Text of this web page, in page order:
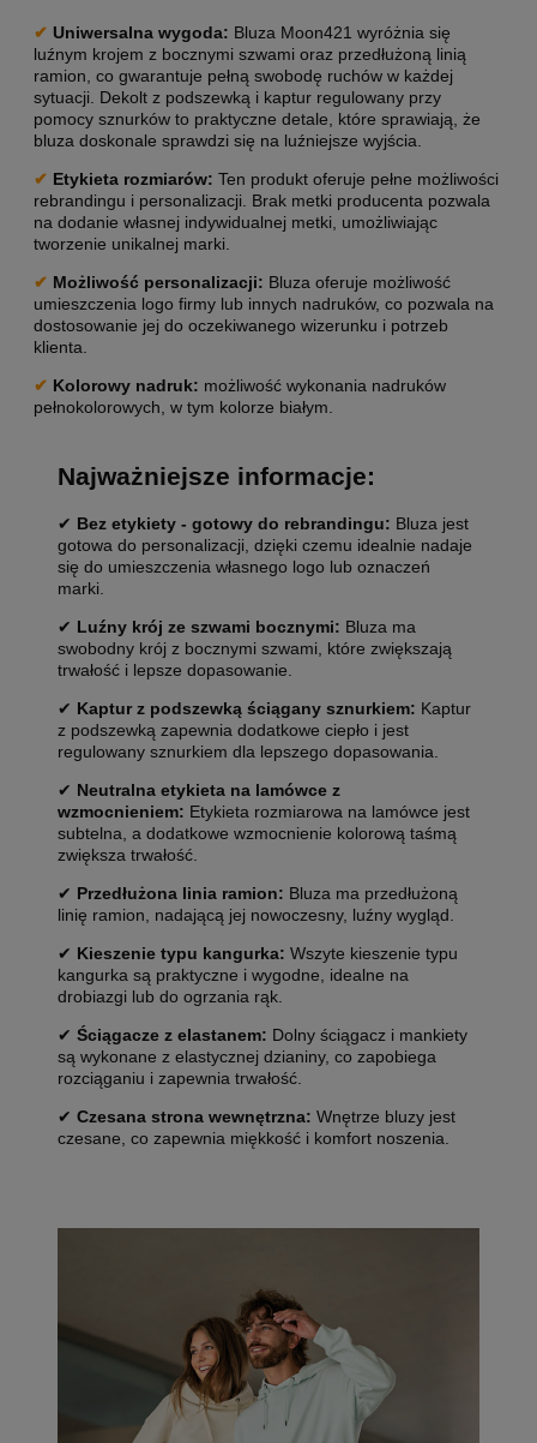
✔ Uniwersalna wygoda: Bluza Moon421 wyróżnia się
luźnym krojem z bocznymi szwami oraz przedłużoną linią
ramion, co gwarantuje pełną swobodę ruchów w każdej
sytuacji. Dekolt z podszewką i kaptur regulowany przy
pomocy sznurków to praktyczne detale, które sprawiają, że
bluza doskonale sprawdzi się na luźniejsze wyjścia.
✔ Etykieta rozmiarów: Ten produkt oferuje pełne możliwości
rebrandingu i personalizacji. Brak metki producenta pozwala
na dodanie własnej indywidualnej metki, umożliwiając
tworzenie unikalnej marki.
✔ Możliwość personalizacji: Bluza oferuje możliwość
umieszczenia logo firmy lub innych nadruków, co pozwala na
dostosowanie jej do oczekiwanego wizerunku i potrzeb
klienta.
✔ Kolorowy nadruk: możliwość wykonania nadruków
pełnokolorowych, w tym kolorze białym.
Najważniejsze informacje:
✔ Bez etykiety - gotowy do rebrandingu: Bluza jest
gotowa do personalizacji, dzięki czemu idealnie nadaje
się do umieszczenia własnego logo lub oznaczeń
marki.
✔ Luźny krój ze szwami bocznymi: Bluza ma
swobodny krój z bocznymi szwami, które zwiększają
trwałość i lepsze dopasowanie.
✔ Kaptur z podszewką ściągany sznurkiem: Kaptur
z podszewką zapewnia dodatkowe ciepło i jest
regulowany sznurkiem dla lepszego dopasowania.
✔ Neutralna etykieta na lamówce z
wzmocnieniem: Etykieta rozmiarowa na lamówce jest
subtelna, a dodatkowe wzmocnienie kolorową taśmą
zwiększa trwałość.
✔ Przedłużona linia ramion: Bluza ma przedłużoną
linię ramion, nadającą jej nowoczesny, luźny wygląd.
✔ Kieszenie typu kangurka: Wszyte kieszenie typu
kangurka są praktyczne i wygodne, idealne na
drobiazgi lub do ogrzania rąk.
✔ Ściągacze z elastanem: Dolny ściągacz i mankiety
są wykonane z elastycznej dzianiny, co zapobiega
rozciąganiu i zapewnia trwałość.
✔ Czesana strona wewnętrzna: Wnętrze bluzy jest
czesane, co zapewnia miękkość i komfort noszenia.